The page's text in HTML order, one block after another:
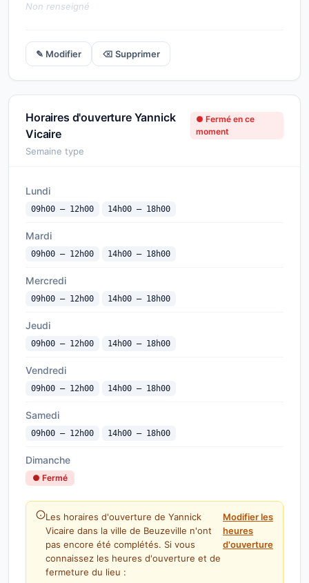
Non renseigné
✎ Modifier ⌫ Supprimer
Horaires d'ouverture Yannick
Vicaire
● Fermé en ce
moment
Semaine type
Lundi
09h00 — 12h00 14h00 — 18h00
Mardi
09h00 — 12h00 14h00 — 18h00
Mercredi
09h00 — 12h00 14h00 — 18h00
Jeudi
09h00 — 12h00 14h00 — 18h00
Vendredi
09h00 — 12h00 14h00 — 18h00
Samedi
09h00 — 12h00 14h00 — 18h00
Dimanche
● Fermé
Les horaires d'ouverture de Yannick
Vicaire dans la ville de Beuzeville n'ont
pas encore été complétés. Si vous
connaissez les heures d'ouverture et de
fermeture du lieu :
Modifier les
heures
d'ouverture